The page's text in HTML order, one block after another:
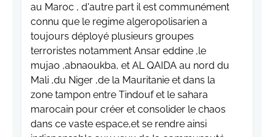
au Maroc , d'autre part il est communément
connu que le regime algeropolisarien a
toujours déployé plusieurs groupes
terroristes notamment Ansar eddine ,le
mujao ,abnaoukba, et AL QAIDA au nord du
Mali ,du Niger ,de la Mauritanie et dans la
zone tampon entre Tindouf et le sahara
marocain pour créer et consolider le chaos
dans ce vaste espace,et se rendre ainsi